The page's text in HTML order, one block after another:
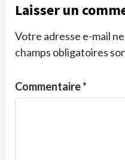
Laisser un
Votre adresse e-mail
champs obligatoires
Commentaire*